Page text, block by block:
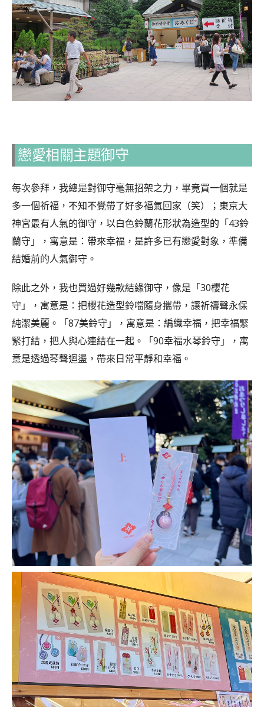
戀愛相關主題御守
每次參拜，我總是對御守毫無招架之力，畢竟買一個就是
多一個祈福，不知不覺帶了好多福氣回家（笑）；東京大
神宮最有人氣的御守，以白色鈴蘭花形狀為造型的「43鈴
蘭守」，寓意是：帶來幸福，是許多已有戀愛對象，準備
結婚前的人氣御守。
除此之外，我也買過好幾款結緣御守，像是「30櫻花
守」，寓意是：把櫻花造型鈴噹隨身攜帶，讓祈禱聲永保
純潔美麗。「87美鈴守」，寓意是：編織幸福，把幸福緊
緊打結，把人與心連結在一起。「90幸福水琴鈴守」，寓
意是透過琴聲迴盪，帶來日常平靜和幸福。